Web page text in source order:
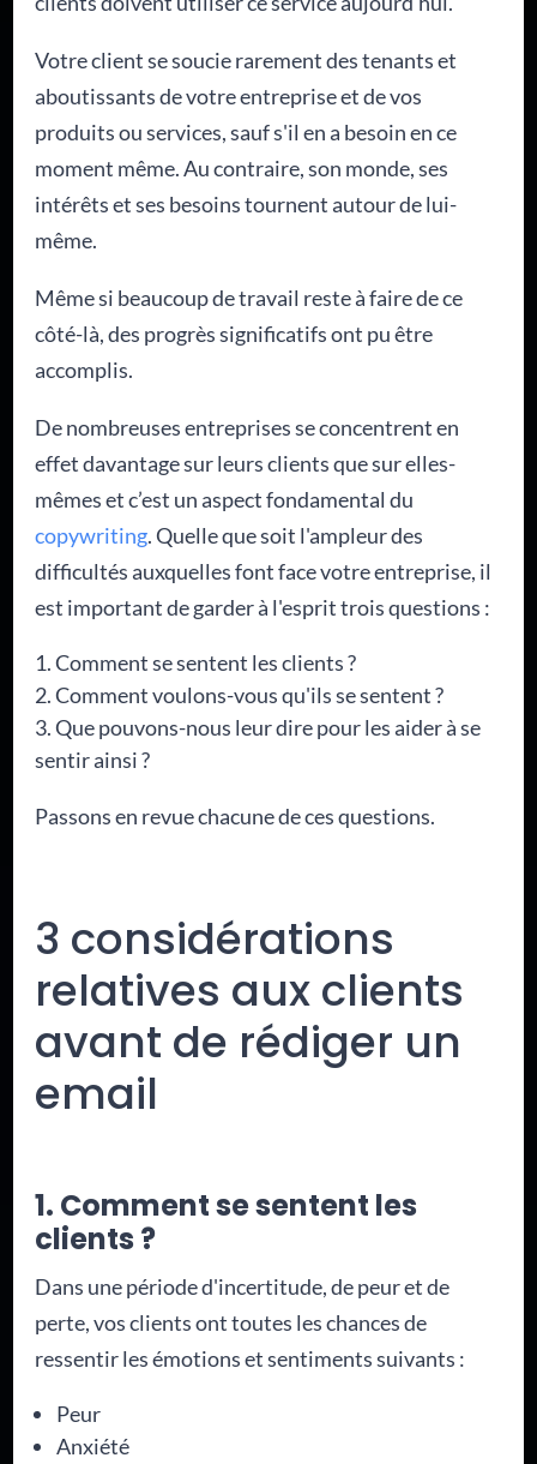
Votre client se soucie rarement des tenants et
aboutissants de votre entreprise et de vos
produits ou services, sauf s'il en a besoin en ce
moment même. Au contraire, son monde, ses
intérêts et ses besoins tournent autour de lui-
même.
Même si beaucoup de travail reste à faire de ce
côté-là, des progrès significatifs ont pu être
accomplis.
De nombreuses entreprises se concentrent en
effet davantage sur leurs clients que sur elles-
mêmes et c’est un aspect fondamental du
copywriting. Quelle que soit l'ampleur des
difficultés auxquelles font face votre entreprise, il
est important de garder à l'esprit trois questions :
Comment se sentent les clients ?
Comment voulons-vous qu'ils se sentent ?
Que pouvons-nous leur dire pour les aider à se
sentir ainsi ?
Passons en revue chacune de ces questions.
3 considérations
relatives aux clients
avant de rédiger un
email
1. Comment se sentent les
clients ?
Dans une période d'incertitude, de peur et de
perte, vos clients ont toutes les chances de
ressentir les émotions et sentiments suivants :
Peur
Anxiété